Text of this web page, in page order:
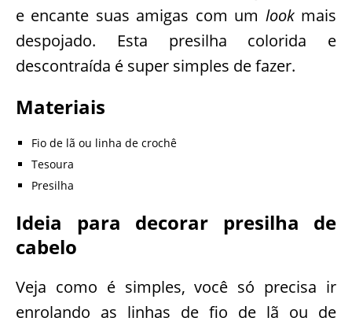
e encante suas amigas com um look mais
despojado. Esta presilha colorida e
descontraída é super simples de fazer.
Materiais
Fio de lã ou linha de crochê
Tesoura
Presilha
Ideia para decorar presilha de
cabelo
Veja como é simples, você só precisa ir
enrolando as linhas de fio de lã ou de